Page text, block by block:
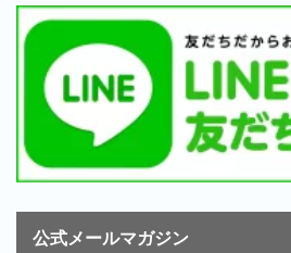
公式メールマガジン